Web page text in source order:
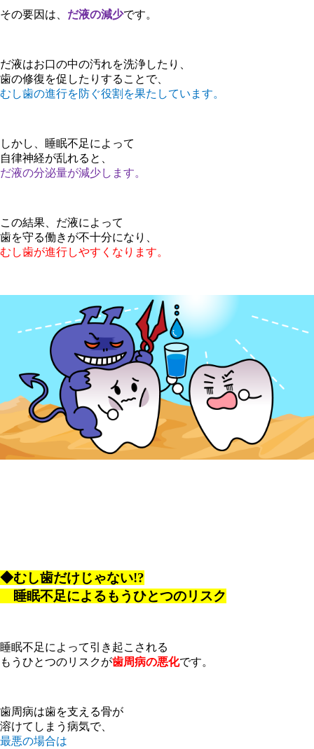
その要因は、 だ液の減少です。
だ液はお口の中の汚れを洗浄したり、
歯の修復を促したりすることで、
むし歯の進行を防ぐ役割を果たしています。
しかし、睡眠不足によって
自律神経が乱れると、
だ液の分泌量が減少します。
この結果、だ液によって
歯を守る働きが不十分になり、
むし歯が進行しやすくなります。
◆むし歯だけじゃない!?
睡眠不足によるもうひとつのリスク
睡眠不足によって引き起こされる
もうひとつのリスクが歯周病の悪化です。
歯周病は歯を支える骨が
溶けてしまう病気で、
最悪の場合は